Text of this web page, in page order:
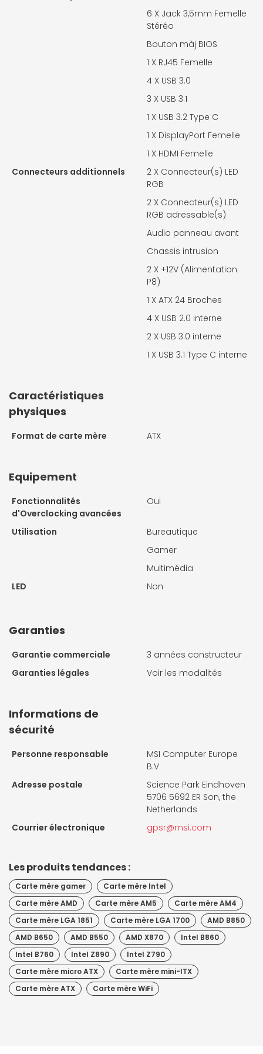
6 X Jack 3,5mm Femelle
Stéréo
Bouton màj BIOS
1 X RJ45 Femelle
4 X USB 3.0
3 X USB 3.1
1 X USB 3.2 Type C
1 X DisplayPort Femelle
1 X HDMI Femelle
Connecteurs additionnels
2 X Connecteur(s) LED
RGB
2 X Connecteur(s) LED
RGB adressable(s)
Audio panneau avant
Chassis intrusion
2 X +12V (Alimentation
P8)
1 X ATX 24 Broches
4 X USB 2.0 interne
2 X USB 3.0 interne
1 X USB 3.1 Type C interne
Caractéristiques
physiques
Format de carte mère ATX
Equipement
Fonctionnalités
d'Overclocking avancées
Oui
Utilisation
Bureautique
Gamer
Multimédia
LED
Non
Garanties
Garantie commerciale
3 années constructeur
Garanties légales
Voir les modalités
Informations de
sécurité
Personne responsable
MSI Computer Europe
B.V
Adresse postale
Science Park Eindhoven
5706 5692 ER Son, the
Netherlands
Courrier électronique
gpsr@msi.com
Les produits tendances :
Carte mère gamer
Carte mère Intel
Carte mère AMD
Carte mère AM5
Carte mère AM4
Carte mère LGA 1851
Carte mère LGA 1700
AMD B850
AMD B650
AMD B550 AMD X870
Intel B860
Intel B760
Intel Z890
Intel Z790
Carte mère micro ATX
Carte mère mini-ITX
Carte mère ATX
Carte mère WiFi